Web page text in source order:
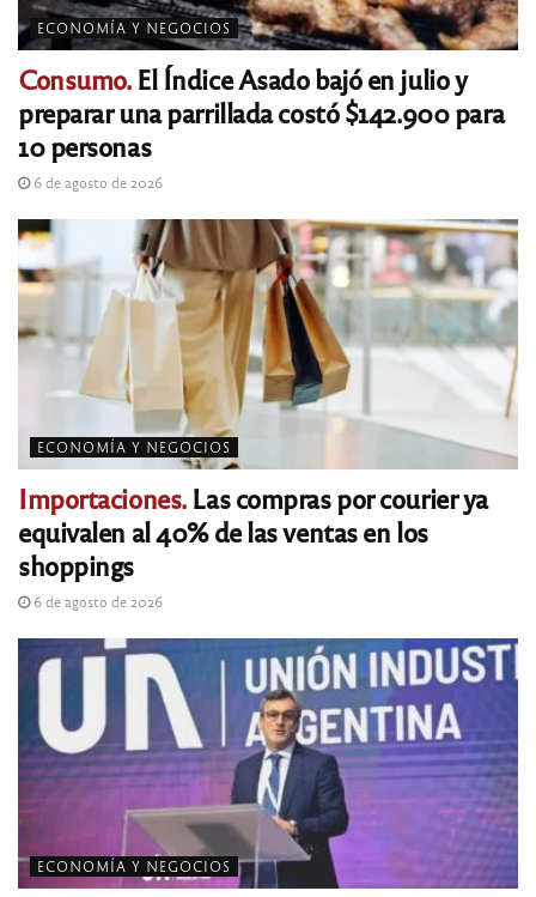
ECONOMÍA Y NEGOCIOS
Consumo.El Índice Asado bajó en julio y
preparar una parrillada costó $142.900 para
10 personas
6 de agosto de 2026
ECONOMÍA Y NEGOCIOS
Importaciones.Las compras por courier ya
equivalen al 40% de las ventas en los
shoppings
6 de agosto de 2026
ECONOMÍA Y NEGOCIOS